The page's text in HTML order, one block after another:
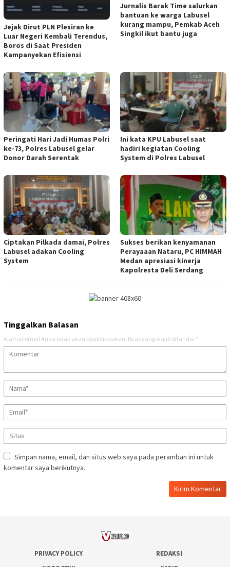
Jejak Dirut PLN Plesiran ke
Luar Negeri Kembali Terendus,
Boros di Saat Presiden
Kampanyekan Efisiensi
Jurnalis Barak Time salurkan
bantuan ke warga Labusel
kurang mampu, Pemkab Aceh
Singkil ikut bantu juga
Peringati Hari Jadi Humas Polri
ke-73, Polres Labusel gelar
Donor Darah Serentak
Ini kata KPU Labusel saat
hadiri kegiatan Cooling
System di Polres Labusel
Ciptakan Pilkada damai, Polres
Labusel adakan Cooling
System
Sukses berikan kenyamanan
Perayaaan Nataru, PC HIMMAH
Medan apresiasi kinerja
Kapolresta Deli Serdang
Tinggalkan Balasan
Alamat email Anda tidak akan dipublikasikan. Ruas yang wajib ditandai *
Simpan nama, email, dan situs web saya pada peramban ini untuk
komentar saya berikutnya.
PRIVACY POLICY
REDAKSI